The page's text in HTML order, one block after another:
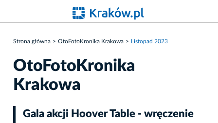
Strona główna OtoFotoKronika Krakowa Listopad 2023
OtoFotoKronika
Krakowa
Gala akcji Hoover Table - wręczenie